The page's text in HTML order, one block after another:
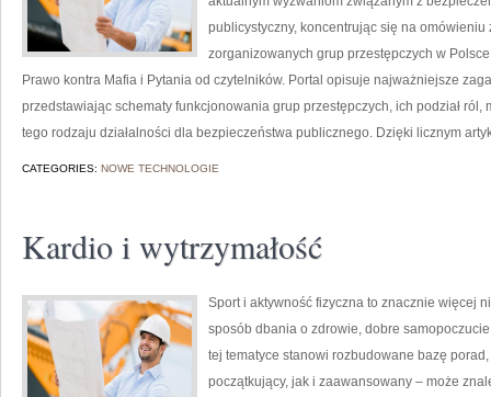
publicystyczny, koncentrując się na
zorganizowanych grup przestępczych w
Prawo kontra Mafia i Pytania od czytelników. Portal opisuje najważniejsze
przedstawiając schematy funkcjonowania grup przestępczych, ich podział ról,
tego rodzaju działalności dla bezpieczeństwa publicznego. Dzięki licznym
CATEGORIES: NOWE TECHNOLOGIE
Kardio i wytrzymałość
Sport i aktywność fizyczna to znacznie więcej
sposób dbania o zdrowie, dobre
tej tematyce stanowi rozbudowane bazę
początkujący, jak i zaawansowany – może